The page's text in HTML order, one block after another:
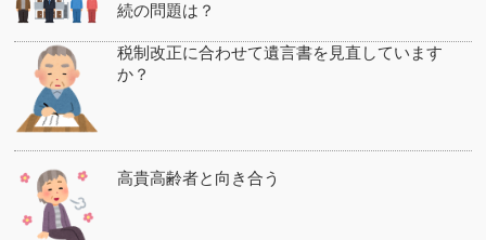
続の問題は？
税制改正に合わせて遺言書を見直しています
か？
高貴高齢者と向き合う